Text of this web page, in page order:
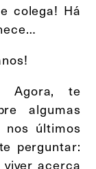
colega! Há
Agora, te
algumas
últimos
perguntar:
acerca